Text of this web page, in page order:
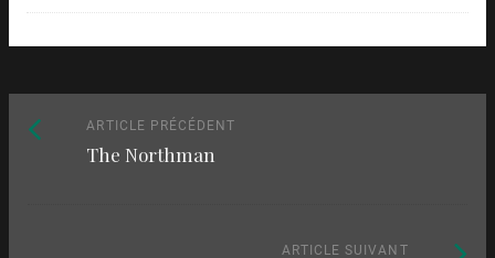
Naviguez
parmi
ARTICLE PRÉCÉDENT
The Northman
ARTICLE SUIVANT Article